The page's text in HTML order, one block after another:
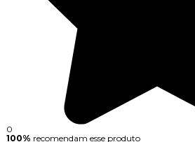
0
100% recomendam esse produto